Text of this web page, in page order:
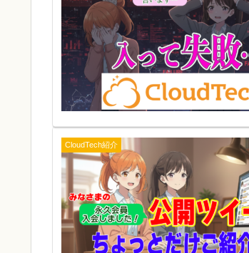
CloudTech紹介